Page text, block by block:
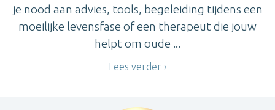
je nood aan advies, tools, begeleiding tijdens een
moeilijke levensfase of een therapeut die jouw
helpt om oude ...
Lees verder